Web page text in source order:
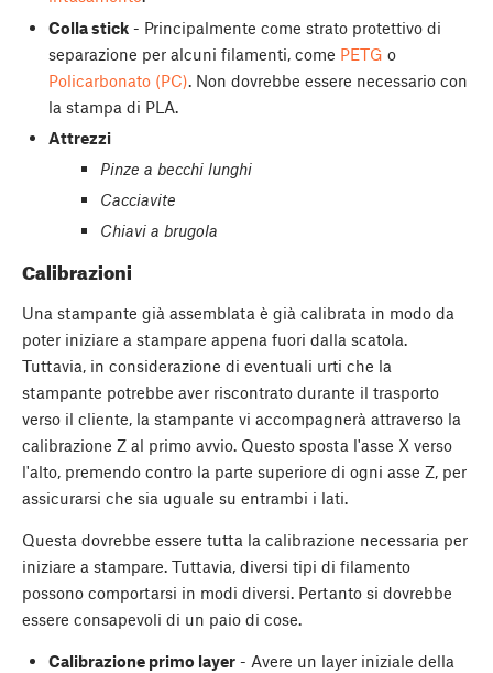
Colla stick- Principalmente come strato protettivo di
separazione per alcuni filamenti, come PETG o
Policarbonato (PC) . Non dovrebbe essere necessario con
la stampa di PLA.
Attrezzi
Pinze a becchi lunghi
Cacciavite
Chiavi a brugola
Calibrazioni
Una stampante già assemblata è già calibrata in modo da
poter iniziare a stampare appena fuori dalla scatola.
Tuttavia, in considerazione di eventuali urti che la
stampante potrebbe aver riscontrato durante il trasporto
verso il cliente, la stampante vi accompagnerà attraverso la
calibrazione Z al primo avvio. Questo sposta l'asse X verso
l'alto, premendo contro la parte superiore di ogni asse Z, per
assicurarsi che sia uguale su entrambi i lati.
Questa dovrebbe essere tutta la calibrazione necessaria per
iniziare a stampare. Tuttavia, diversi tipi di filamento
possono comportarsi in modi diversi. Pertanto si dovrebbe
essere consapevoli di un paio di cose.
Calibrazione primo layer- Avere un layer iniziale della